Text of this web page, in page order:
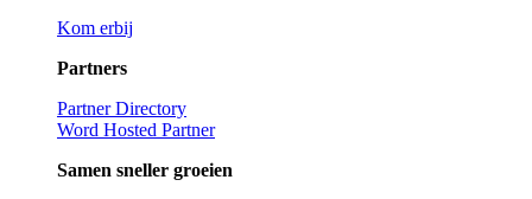
Kom erbij
Partners
Partner Directory
Word Hosted Partner
Samen sneller groeien